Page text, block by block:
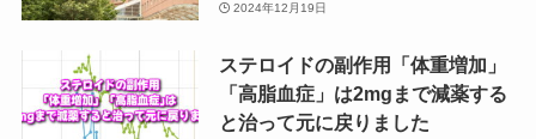
2024年12月19日
ステロイドの副作用「体重増加」
「高脂血症」は2mgまで減薬する
と治って元に戻りました